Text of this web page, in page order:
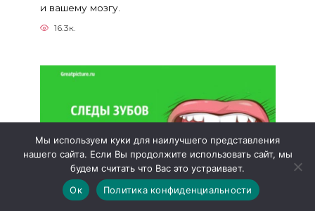
и вашему мозгу.
16.3к.
Мы используем куки для наилучшего представления
нашего сайта. Если Вы продолжите использовать сайт, мы
будем считать что Вас это устраивает.
Ок
Политика конфиденциальности